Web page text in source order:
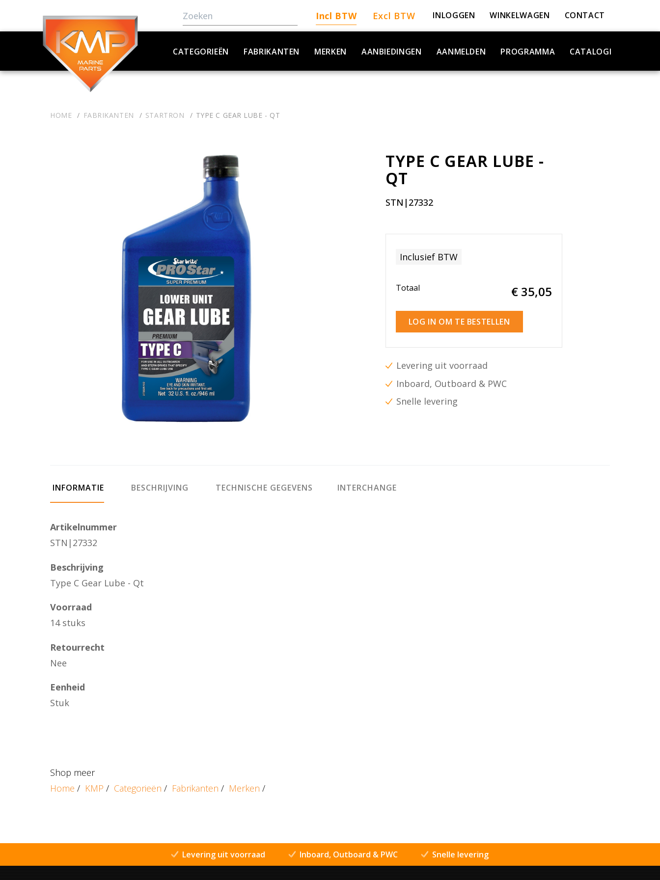
Incl BTW Excl BTW INLOGGEN WINKELWAGEN CONTACT
CATEGORIEËN FABRIKANTEN MERKEN AANBIEDINGEN AANMELDEN PROGRAMMA CATALOGI
HOME FABRIKANTEN STARTRON TYPE C GEAR LUBE - QT
TYPE C GEAR LUBE -
QT
STN|27332
Inclusief BTW
Totaal € 35,05
LOG IN OM TE BESTELLEN
Levering uit voorraad
Inboard, Outboard & PWC
Snelle levering
INFORMATIE BESCHRIJVING TECHNISCHE GEGEVENS INTERCHANGE
Artikelnummer
STN|27332
Beschrijving
Type C Gear Lube - Qt
Voorraad
14 stuks
Retourrecht
Nee
Eenheid
Stuk
Shop meer
Home / KMP / Categorieën / Fabrikanten / Merken /
Levering uit voorraad Inboard, Outboard & PWC Snelle levering